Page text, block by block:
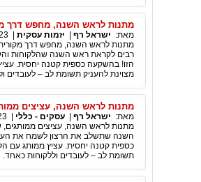
מתנות לראש השנה, מחפש דרך
מאת: ישראל רף יזמות עסקית
מתנות לראש השנה, מחפש דרך
רבים לקראת ראש השנה שהלקוחות
הזו! בהשקעה כספית קטנה יחסית.
מצוינת להעניק תשומת לב – לעובדים
מתנות לראש השנה, עציצים
מאת: ישראל רף עסקים - כללי
מתנות לראש השנה, עציצים
השנה שתשלב את הרצון לשמח את
כספית קטנה יחסית. עציץ ממותג עם
תשומת לב – לעובדים וללקוחות כאחד. נשמח